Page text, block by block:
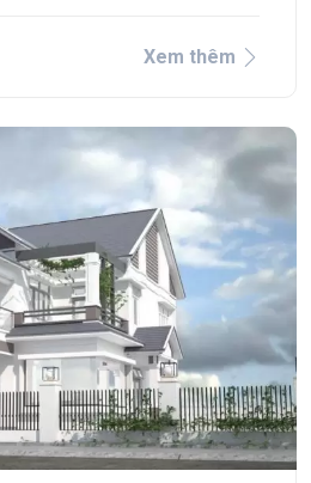
Xem thêm